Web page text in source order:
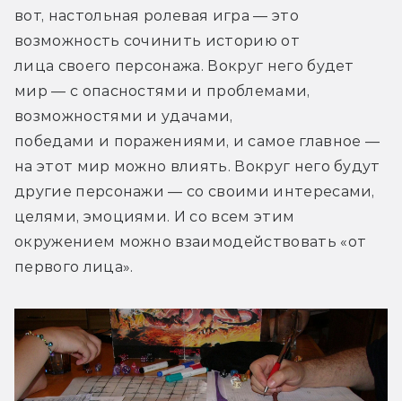
вот, настольная ролевая игра — это
возможность сочинить историю от
лица своего персонажа. Вокруг него будет
мир — с опасностями и проблемами,
возможностями и удачами,
победами и поражениями, и самое главное —
на этот мир можно влиять. Вокруг него будут
другие персонажи — со своими интересами,
целями, эмоциями. И со всем этим
окружением можно взаимодействовать «от
первого лица».